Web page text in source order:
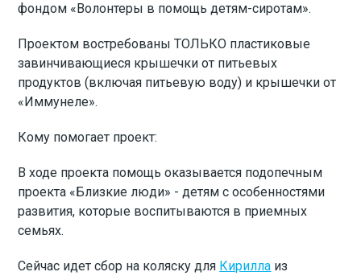
фондом «Волонтеры в помощь детям-сиротам».
Проектом востребованы ТОЛЬКО пластиковые
завинчивающиеся крышечки от питьевых
продуктов (включая питьевую воду) и крышечки от
«Иммунеле».
Кому помогает проект:
В ходе проекта помощь оказывается подопечным
проекта «Близкие люди» - детям с особенностями
развития, которые воспитываются в приемных
семьях.
Сейчас идет сбор на коляску для Кирилла из